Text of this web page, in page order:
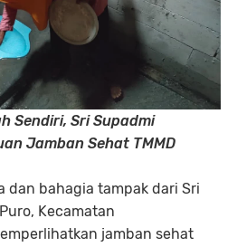
Sendiri, Sri Supadmi
Jamban Sehat TMMD
dan bahagia tampak dari Sri
Kecamatan
jamban sehat